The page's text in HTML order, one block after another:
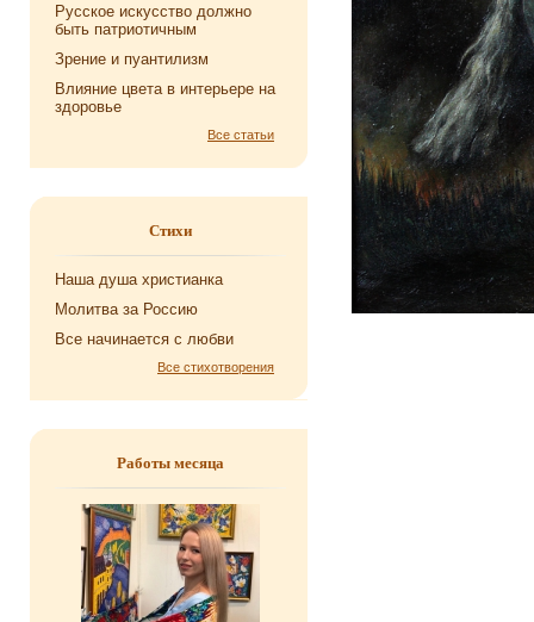
Русское искусство должно
быть патриотичным
Зрение и пуантилизм
Влияние цвета в интерьере на
здоровье
Все статьи
Стихи
Наша душа хри­сти­ан­ка
Мо­лит­ва за Рос­сию
Все на­чи­на­ет­ся с любви
Все стихотворения
Работы месяца